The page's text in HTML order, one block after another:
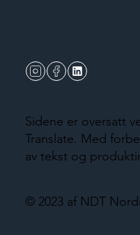
© 2023 af NDT
Sidene er oversatt
Translate. Med
av tekst og